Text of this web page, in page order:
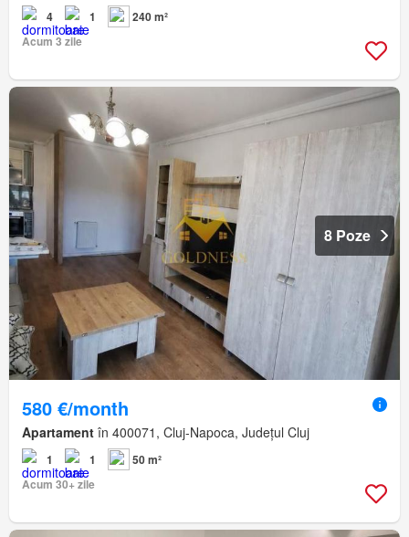
4 1
240 m²
Acum 3 zile
8 Poze
580 €/month
Apartament în 400071, Cluj-Napoca, Județul Cluj
1 1
50 m²
Acum 30+ zile